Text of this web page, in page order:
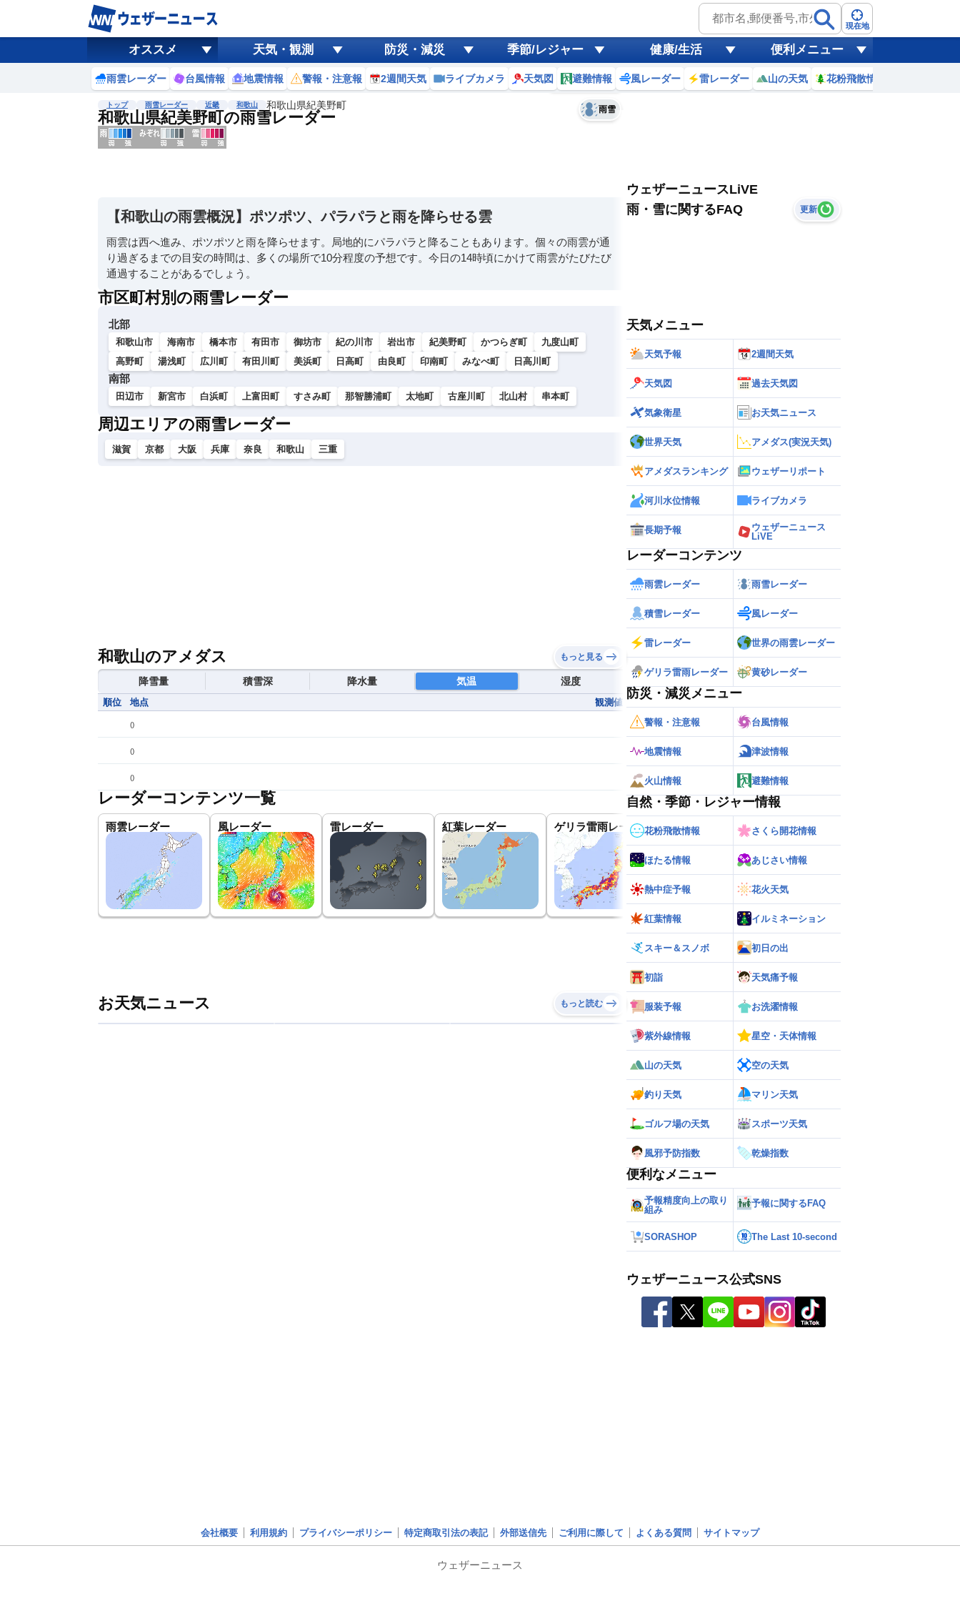
現在地
オススメ 天気・観測 防災・減災 季節/レジャー 健康/生活 便利メニュー
雨雲レーダー 台風情報 地震情報 警報・注意報 2週間天気 ライブカメラ 天気図 避難情報 風レーダー 雷レーダー 山の天気 花粉飛散情報
トップ 雨雪レーダー 近畿 和歌山 和歌山県紀美野町
和歌山県紀美野町の雨雪レーダー 雨雪
予報士コメント
黄砂
天気 台風
【和歌山の雨雲概況】ポツポツ、パラパラと雨を降らせる雲
雨雲は西へ進み、ポツポツと雨を降らせます。局地的にパラパラと降ることもあります。個々の雨雲が通
り過ぎるまでの目安の時間は、多くの場所で10分程度の予想です。今日の14時頃にかけて雨雲がたびたび
通過することがあるでしょう。
市区町村別の雨雪レーダー
北部
和歌山市 海南市 橋本市 有田市 御坊市 紀の川市 岩出市 紀美野町 かつらぎ町
九度山町
高野町
湯浅町 広川町 有田川町 美浜町 日高町 由良町 印南町 みなべ町 日高川町
南部
田辺市 新宮市 白浜町 上富田町 すさみ町 那智勝浦町 太地町 古座川町 北山村 串本町
周辺エリアの雨雪レーダー
滋賀 京都 大阪 兵庫 奈良 和歌山 三重
和歌山のアメダス もっと見る
降雪量 積雪深 降水量 気温 湿度
順位 地点 観測値
()
()
()
レーダーコンテンツ一覧
雨雲レーダー 風レーダー 雷レーダー 紅葉レーダー ゲリラ雷雨レーダー 世界の雨雲レーダー
お天気ニュース もっと読む
ウェザーニュースLiVE
雨・雪に関するFAQ
更新
天気メニュー
天気予報 2週間天気
天気図 過去天気図
気象衛星 お天気ニュース
世界天気 アメダス(実況天気)
アメダスランキング ウェザーリポート
河川水位情報 ライブカメラ
長期予報
ウェザーニュース
LiVE
レーダーコンテンツ
雨雲レーダー 雨雪レーダー
積雪レーダー 風レーダー
雷レーダー 世界の雨雲レーダー
ゲリラ雷雨レーダー 黄砂レーダー
防災・減災メニュー
警報・注意報 台風情報
地震情報 津波情報
火山情報 避難情報
自然・季節・レジャー情報
花粉飛散情報 さくら開花情報
ほたる情報 あじさい情報
熱中症予報 花火天気
紅葉情報 イルミネーション
スキー＆スノボ 初日の出
初詣 天気痛予報
服装予報 お洗濯情報
紫外線情報 星空・天体情報
山の天気 空の天気
釣り天気 マリン天気
ゴルフ場の天気 スポーツ天気
風邪予防指数 乾燥指数
便利なメニュー
予報精度向上の取り
組み
予報に関するFAQ
SORASHOP The Last 10-second
ウェザーニュース公式SNS
会社概要 利用規約 プライバシーポリシー 特定商取引法の表記 外部送信先 ご利用に際して よくある質問 サイトマップ
ウェザーニュース